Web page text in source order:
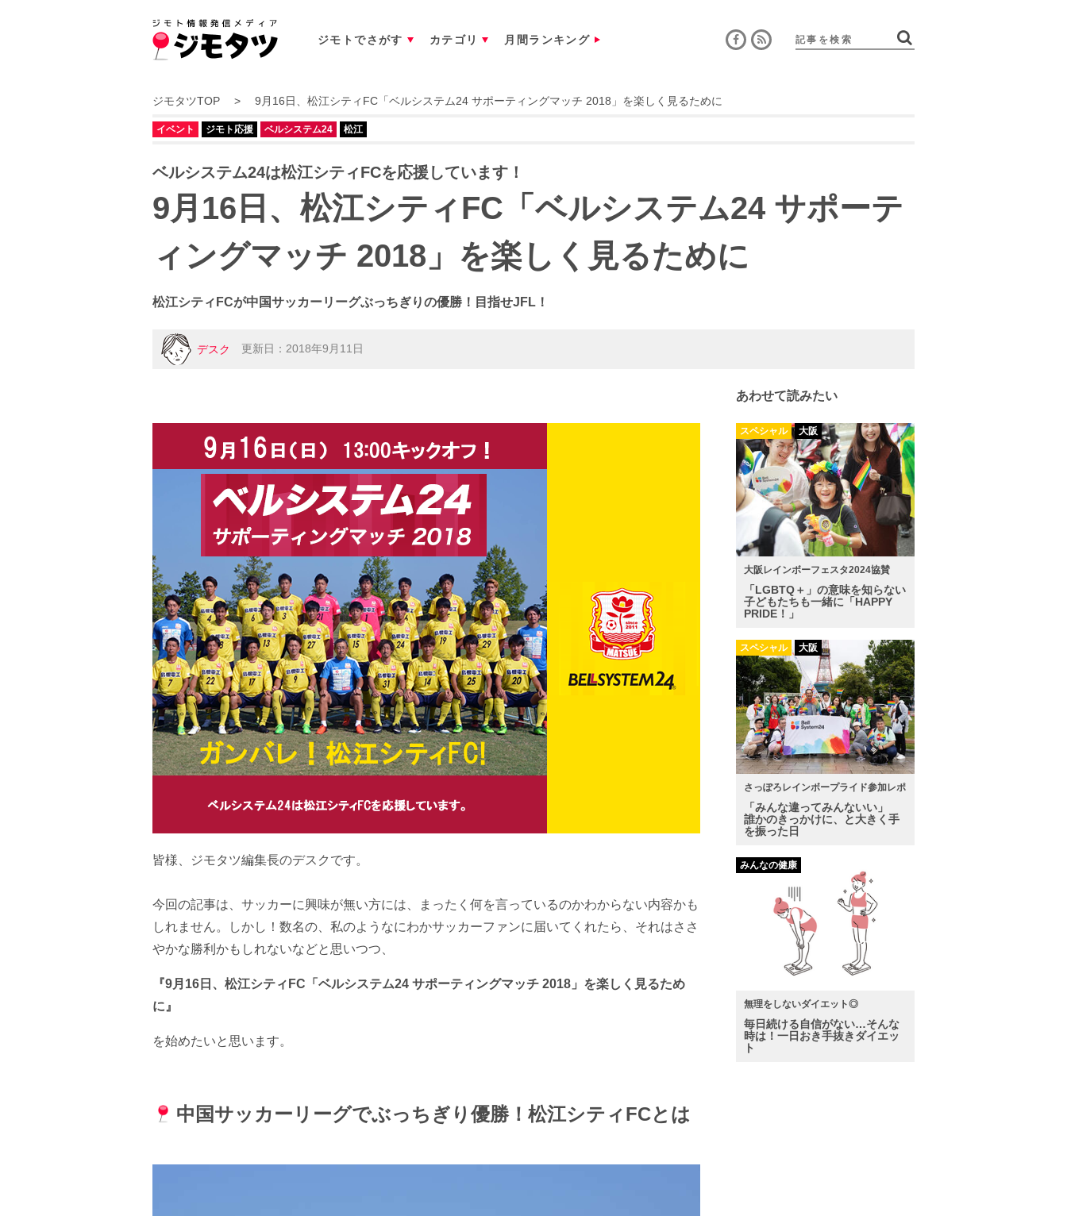
ジモトでさがす カテゴリ 月間ランキング
ジモタツTOP 9月16日、松江シティFC「ベルシステム24 サポーティングマッチ 2018」を楽しく見るために
イベント ジモト応援 ベルシステム24 松江
ベルシステム24は松江シティFCを応援しています！
9月16日、松江シティFC「ベルシステム24 サポーテ
ィングマッチ 2018」を楽しく見るために
松江シティFCが中国サッカーリーグぶっちぎりの優勝！目指せJFL！
デスク 更新日：2018年9月11日
皆様、ジモタツ編集長のデスクです。
今回の記事は、サッカーに興味が無い方には、まったく何を言っているのかわからない内容かも
しれません。しかし！数名の、私のようなにわかサッカーファンに届いてくれたら、それはささ
やかな勝利かもしれないなどと思いつつ、
『9月16日、松江シティFC「ベルシステム24 サポーティングマッチ 2018」を楽しく見るため
に』
を始めたいと思います。
中国サッカーリーグでぶっちぎり優勝！松江シティFCとは
あわせて読みたい
スペシャル 大阪
大阪レインボーフェスタ2024協賛
「LGBTQ＋」の意味を知らない
子どもたちも一緒に「HAPPY
PRIDE！」
スペシャル 大阪
さっぽろレインボープライド参加レポ
「みんな違ってみんないい」
誰かのきっかけに、と大きく手
を振った日
みんなの健康
無理をしないダイエット◎
毎日続ける自信がない…そんな
時は！一日おき手抜きダイエッ
ト